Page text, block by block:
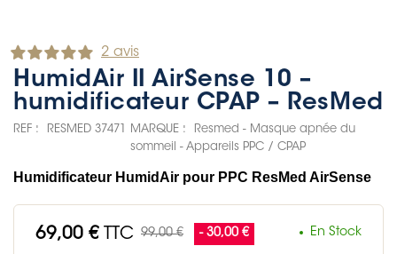
2 avis
HumidAir II AirSense 10 –
humidificateur CPAP – ResMed
REF : RESMED 37471 MARQUE :
Resmed - Masque apnée du
sommeil - Appareils PPC / CPAP
Humidificateur HumidAir pour PPC ResMed AirSense
69,00 € TTC 99,00 € - 30,00 € En Stock